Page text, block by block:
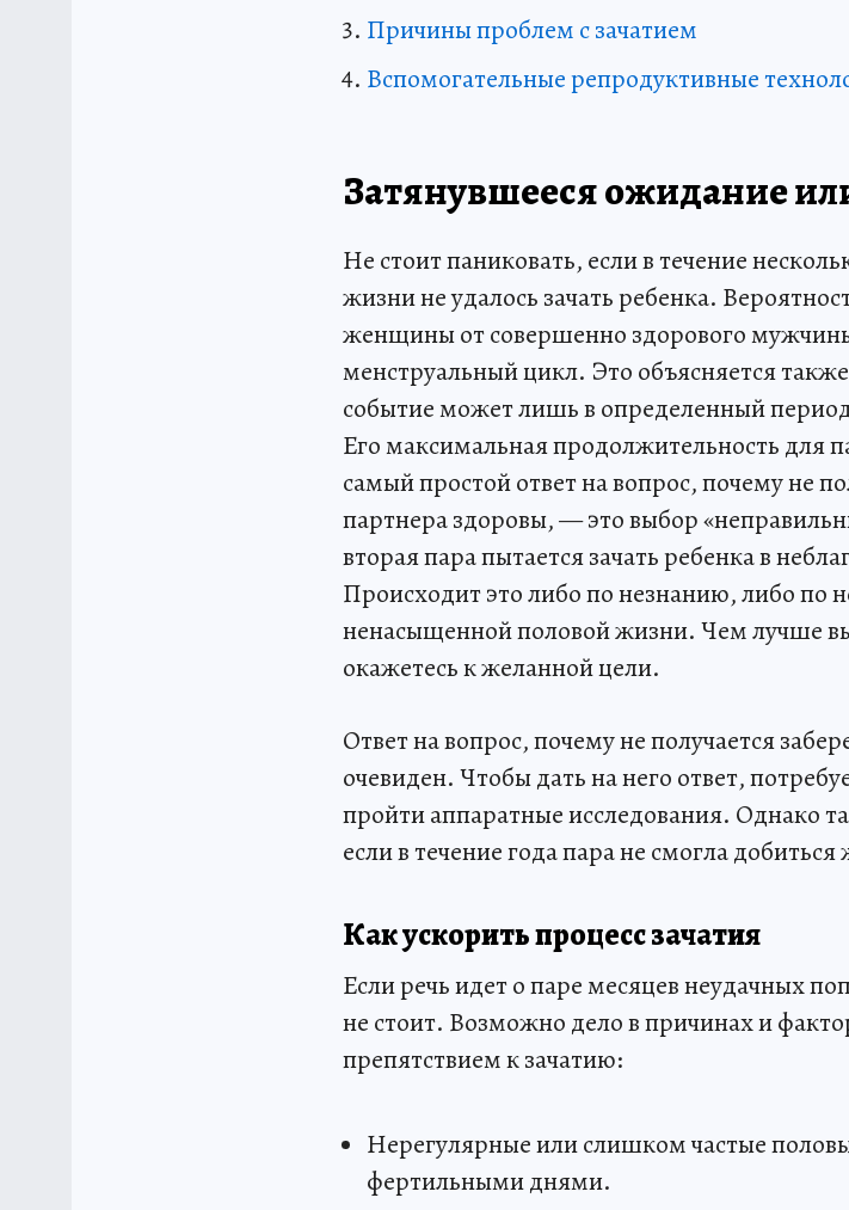
Причины проблем с зачатием
Вспомогательные репродуктивные
Затянувшееся ожидание
Не стоит паниковать, если в течение
жизни не удалось зачать ребенка.
женщины от совершенно здорового
менструальный цикл. Это объясняется
событие может лишь в определенный
Его максимальная продолжительность
самый простой ответ на вопрос, почему не
партнера здоровы, — это выбор
вторая пара пытается зачать ребенка в
Происходит это либо по незнанию, либо по
ненасыщенной половой жизни. Чем лучше
окажетесь к желанной цели.
Ответ на вопрос, почему не получается
очевиден. Чтобы дать на него ответ,
пройти аппаратные исследования. Однако
если в течение года пара не смогла
Как ускорить процесс зачатия
Если речь идет о паре месяцев неудачных
не стоит. Возможно дело в причинах и
препятствием к зачатию:
Нерегулярные или слишком частые
фертильными днями.